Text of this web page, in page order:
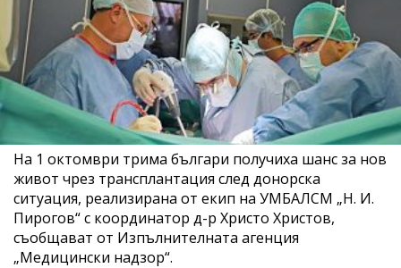
На 1 октомври трима българи получиха шанс за нов
живот чрез трансплантация след донорска
ситуация, реализирана от екип на УМБАЛСМ „Н. И.
Пирогов“ с координатор д-р Христо Христов,
съобщават от Изпълнителната агенция
„Медицински надзор“.